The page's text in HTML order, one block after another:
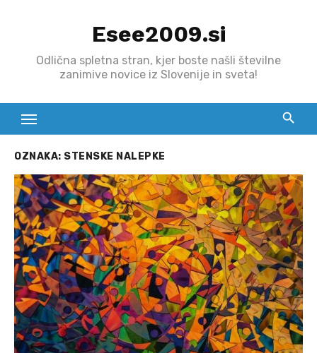
Esee2009.si
Odlična spletna stran, kjer boste našli številne
zanimive novice iz Slovenije in sveta!
OZNAKA: STENSKE NALEPKE